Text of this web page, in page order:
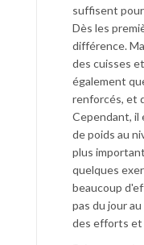
suffisent
Dès les
différence.
des cuisses
également
renforcés, et
Cependant, il
de poids au
plus
quelques
beaucoup
pas du jour
des efforts et